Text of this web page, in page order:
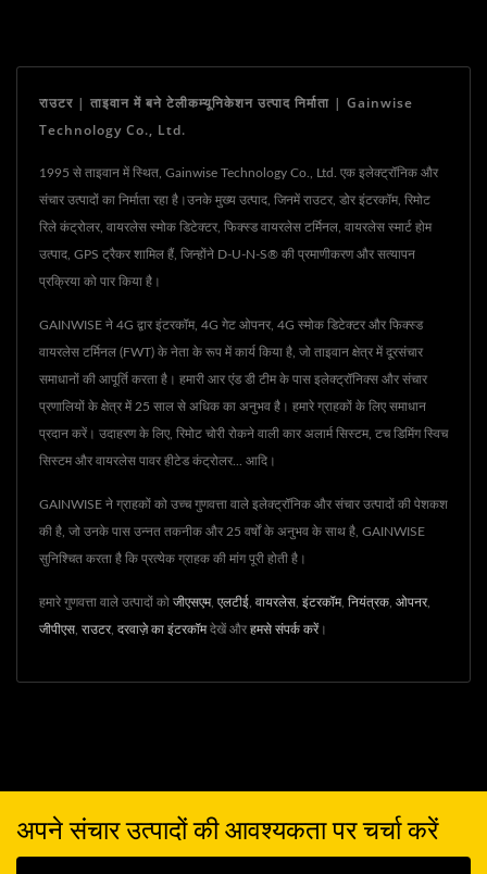
राउटर | ताइवान में बने टेलीकम्यूनिकेशन उत्पाद निर्माता | Gainwise
Technology Co., Ltd.
1995 से ताइवान में स्थित, Gainwise Technology Co., Ltd. एक इलेक्ट्रॉनिक और
संचार उत्पादों का निर्माता रहा है।उनके मुख्य उत्पाद, जिनमें राउटर, डोर इंटरकॉम, रिमोट
रिले कंट्रोलर, वायरलेस स्मोक डिटेक्टर, फिक्स्ड वायरलेस टर्मिनल, वायरलेस स्मार्ट होम
उत्पाद, GPS ट्रैकर शामिल हैं, जिन्होंने D-U-N-S® की प्रमाणीकरण और सत्यापन
प्रक्रिया को पार किया है।
GAINWISE ने 4G द्वार इंटरकॉम, 4G गेट ओपनर, 4G स्मोक डिटेक्टर और फिक्स्ड
वायरलेस टर्मिनल (FWT) के नेता के रूप में कार्य किया है, जो ताइवान क्षेत्र में दूरसंचार
समाधानों की आपूर्ति करता है। हमारी आर एंड डी टीम के पास इलेक्ट्रॉनिक्स और संचार
प्रणालियों के क्षेत्र में 25 साल से अधिक का अनुभव है। हमारे ग्राहकों के लिए समाधान
प्रदान करें। उदाहरण के लिए, रिमोट चोरी रोकने वाली कार अलार्म सिस्टम, टच डिमिंग स्विच
सिस्टम और वायरलेस पावर हीटेड कंट्रोलर... आदि।
GAINWISE ने ग्राहकों को उच्च गुणवत्ता वाले इलेक्ट्रॉनिक और संचार उत्पादों की पेशकश
की है, जो उनके पास उन्नत तकनीक और 25 वर्षों के अनुभव के साथ है, GAINWISE
सुनिश्चित करता है कि प्रत्येक ग्राहक की मांग पूरी होती है।
हमारे गुणवत्ता वाले उत्पादों को जीएसएम, एलटीई वायरलेस इंटरकॉम, नियंत्रक ओपनर,
जीपीएस राउटर, दरवाज़े का इंटरकॉमदेखें और हमसे संपर्क करें।
अपने संचार उत्पादों की आवश्यकता पर चर्चा करें